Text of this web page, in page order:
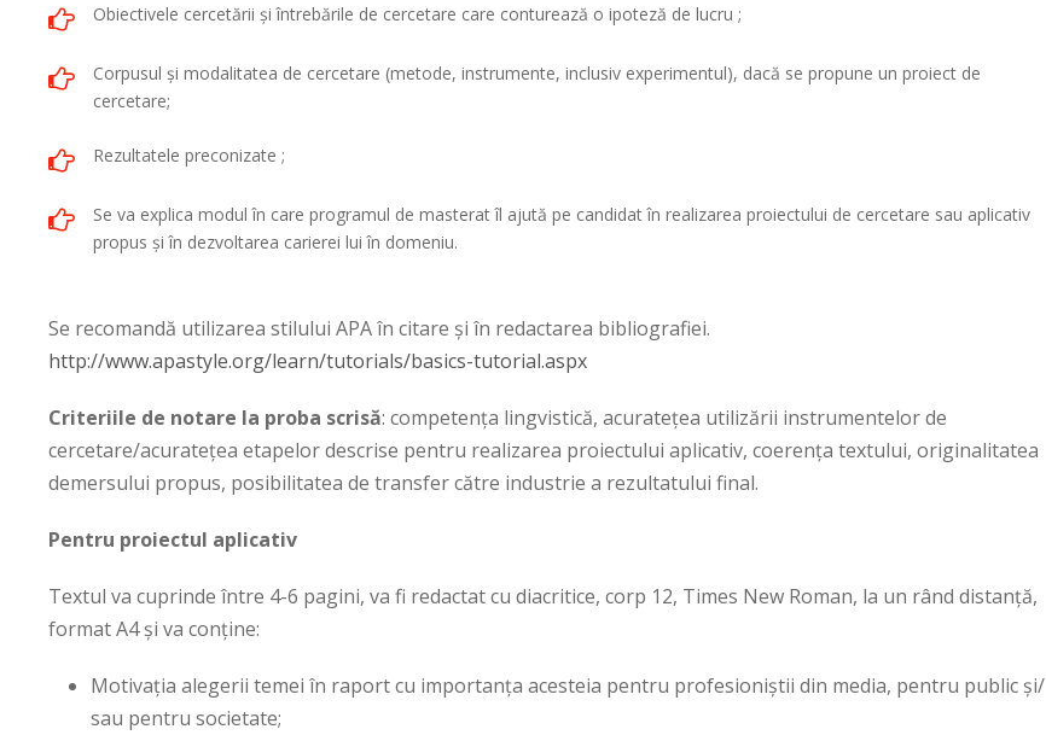
Obiectivele cercetării şi întrebările de cercetare care conturează o ipoteză de lucru ;
Corpusul şi modalitatea de cercetare (metode, instrumente, inclusiv experimentul), dacă se propune un proiect de
cercetare;
Rezultatele preconizate ;
Se va explica modul în care programul de masterat îl ajută pe candidat în realizarea proiectului de cercetare sau aplicativ
propus și în dezvoltarea carierei lui în domeniu.
Se recomandă utilizarea stilului APA în citare şi în redactarea bibliografiei.
http://www.apastyle.org/learn/tutorials/basics-tutorial.aspx
Criteriile de notare la proba scrisă: competenţa lingvistică, acurateţea utilizării instrumentelor de
cercetare/acuratețea etapelor descrise pentru realizarea proiectului aplicativ, coerenţa textului, originalitatea
demersului propus, posibilitatea de transfer către industrie a rezultatului final.
Pentru proiectul aplicativ
Textul va cuprinde între 4-6 pagini, va fi redactat cu diacritice, corp 12, Times New Roman, la un rând distanţă,
format A4 şi va conţine:
Motivaţia alegerii temei în raport cu importanţa acesteia pentru profesioniștii din media, pentru public și/
sau pentru societate;